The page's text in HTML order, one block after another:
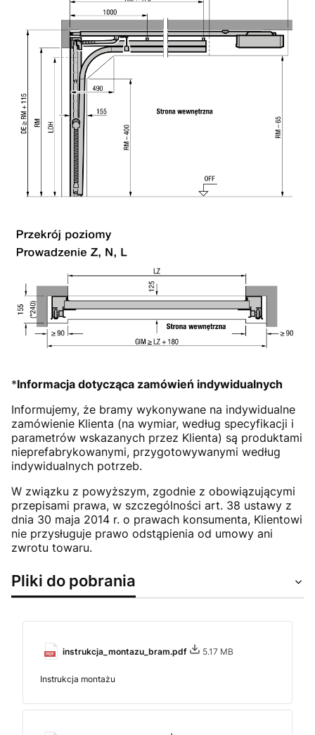
*Informacja dotycząca zamówień indywidualnych
Informujemy, że bramy wykonywane na indywidualne
zamówienie Klienta (na wymiar, według specyfikacji i
parametrów wskazanych przez Klienta) są produktami
nieprefabrykowanymi, przygotowywanymi według
indywidualnych potrzeb.
W związku z powyższym, zgodnie z obowiązującymi
przepisami prawa, w szczególności art. 38 ustawy z
dnia 30 maja 2014 r. o prawach konsumenta, Klientowi
nie przysługuje prawo odstąpienia od umowy ani
zwrotu towaru.
Pliki do pobrania
instrukcja_montazu_bram.pdf 5.17 MB
Instrukcja montażu